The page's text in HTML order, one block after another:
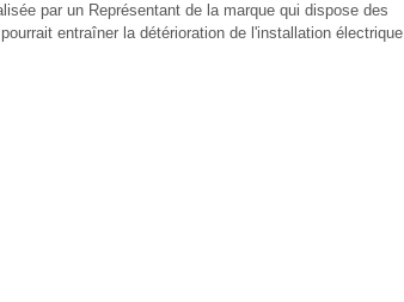
par un Représentant de la marque qui dispose des
entraîner la détérioration de l'installation électrique